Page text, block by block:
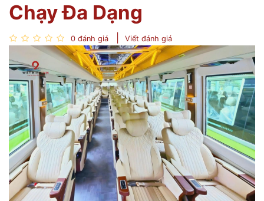
Chạy Đa Dạng
0 đánh giá Viết đánh giá